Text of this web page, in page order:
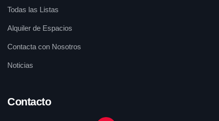
Todas las Listas
Alquiler de Espacios
Contacta con Nosotros
Noticias
Contacto